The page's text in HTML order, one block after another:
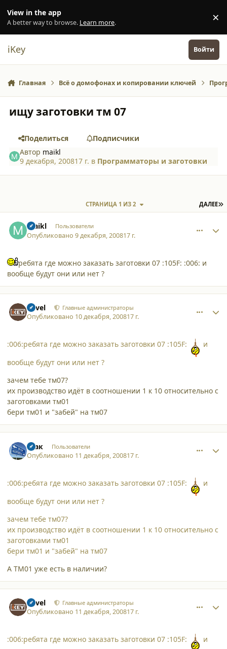
View in the app
A better way to browse. Learn more. ×
iKey Войти
Главная Всё о домофонах и копировании ключей
ищу заготовки тм 07
Поделиться
Подписчики
Автор maikl
9 декабря, 200817 г. в Программаторы и заготовки
ДАЛЕЕ
СТРАНИЦА 1 ИЗ 2
maikl Пользователи
Опубликовано9 декабря, 200817 г.
ребята где можно заказать заготовки 07 :105F: :006: и
вообще будут они или нет ?
Pavel Главные администраторы
Опубликовано 10 декабря, 200817 г.
:006:ребята где можно заказать заготовки 07 :105F:
и
вообще будут они или нет ?
зачем тебе тм07?
их производство идёт в соотношении 1 к 10 относительно с
заготовками тм01
бери тм01 и "забей" на тм07
Шак Пользователи
Опубликовано 11 декабря, 200817 г.
:006:ребята где можно заказать заготовки 07 :105F:
и
вообще будут они или нет ?
зачем тебе тм07?
их производство идёт в соотношении 1 к 10 относительно с
заготовками тм01
бери тм01 и "забей" на тм07
А ТМ01 уже есть в наличии?
Pavel Главные администраторы
Опубликовано 11 декабря, 200817 г.
:006:ребята где можно заказать заготовки 07 :105F:
и